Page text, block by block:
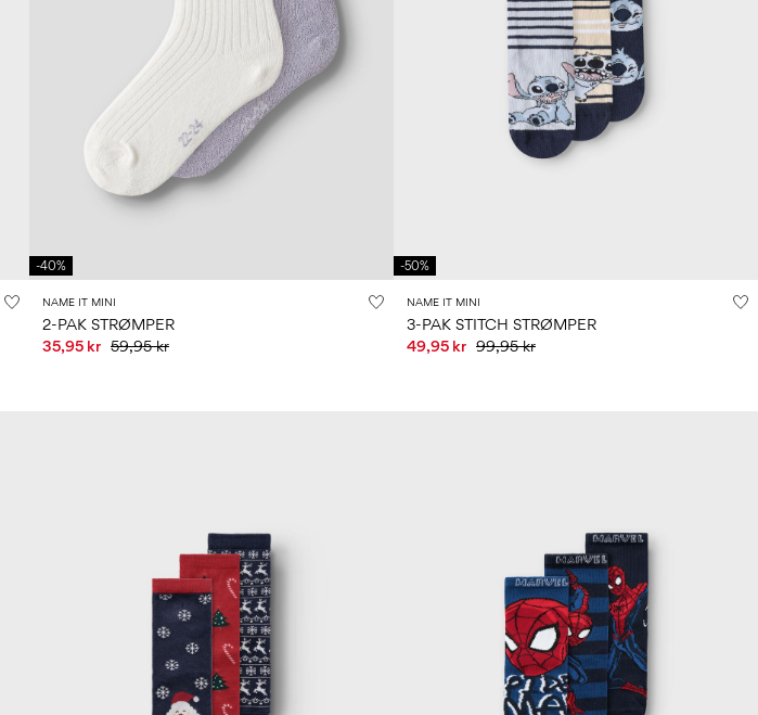
-40%
NAME IT MINI
2-PAK STRØMPER
35,95 kr 59,95 kr
-50%
NAME IT MINI
3-PAK STITCH STRØMPER
49,95 kr 99,95 kr